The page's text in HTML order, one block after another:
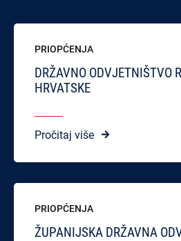
PRIOPĆENJA
DRŽAVNO ODVJETNIŠTVO
HRVATSKE
Pročitaj više
PRIOPĆENJA
ŽUPANIJSKA DRŽAVNA